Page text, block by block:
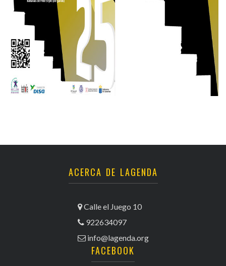
ACERCA DE LAGENDA
Calle el Juego 10
922634097
info@lagenda.org
FACEBOOK